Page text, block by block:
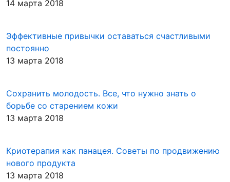
14 марта 2018
Эффективные привычки оставаться счастливыми
постоянно
13 марта 2018
Сохранить молодость. Все, что нужно знать о
борьбе со старением кожи
13 марта 2018
Криотерапия как панацея. Советы по продвижению
нового продукта
13 марта 2018